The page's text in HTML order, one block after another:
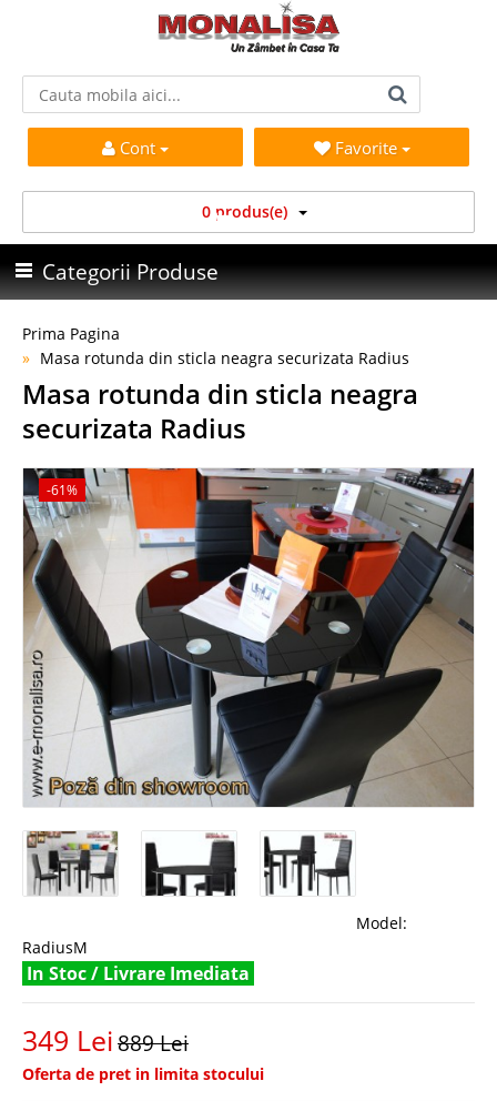
Cont Favorite
0 produs(e)
Categorii Produse
Prima Pagina
Masa rotunda din sticla neagra securizata Radius
Masa rotunda din sticla neagra
securizata Radius
-61%
Model:
RadiusM
In Stoc / Livrare Imediata
349 Lei889 Lei
Oferta de pret in limita stocului